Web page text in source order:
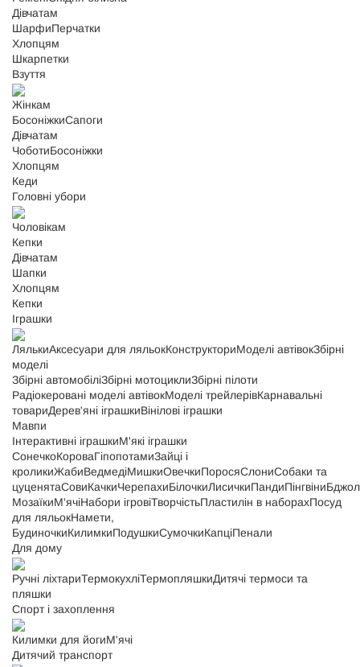
Дівчатам
ШарфиПерчатки
Хлопцям
Шкарпетки
Взуття
Жінкам
БосоніжкиСапоги
Дівчатам
ЧоботиБосоніжки
Хлопцям
Кеди
Головні убори
Чоловікам
Кепки
Дівчатам
Шапки
Хлопцям
Кепки
Іграшки
ЛялькиАксесуари для ляльокКонструкториМоделі автівокЗбірні
моделі
Збірні автомобіліЗбірні мотоциклиЗбірні пілоти
Радіокеровані моделі автівокМоделі трейлерівКарнавальні
товариДерев'яні іграшкиВінілові іграшки
Мавпи
Інтерактивні іграшкиМ'які іграшки
СонечкоКороваГіпопотамиЗайці і
кроликиЖабиВедмедіМишкиОвечкиПоросяСлониСобаки та
цуценятаСовиКачкиЧерепахиБілочкиЛисичкиПандиПінгвіни
МозаїкиМ'ячіНабори ігровіТворчістьПластилін в наборахПосуд
для ляльокНамети,
БудиночкиКилимкиПодушкиСумочкиКапціПенали
Для дому
Ручні ліхтариТермокухліТермопляшкиДитячі термоси та
пляшки
Спорт і захоплення
Килимки для йогиМ'ячі
Дитячий транспорт